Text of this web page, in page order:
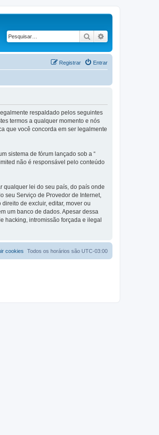
Pesquisar
Entrar
Registrar
legalmente respaldado pelos seguintes
termos a qualquer momento e nós
que você concorda em ser legalmente
sistema de fórum lançado sob a “
não é responsável pelo conteúdo
qualquer lei do seu país, do país onde
seu Serviço de Provedor de Internet,
de excluir, editar, mover ou
um banco de dados. Apesar dessa
hacking, intromissão forçada e ilegal
Todos os horários são UTC-03:00
cookies